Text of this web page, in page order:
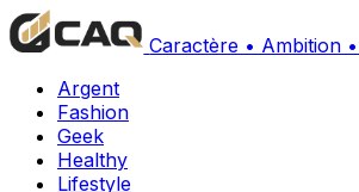
Caractère • Ambition
Argent
Fashion
Geek
Healthy
Lifestyle